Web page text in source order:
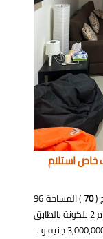
استلام
(
70
) المساحة 96
شرقي تطل على باركنج تشمل 2 نوم 2 حمام 2 بلكونة بالطابق